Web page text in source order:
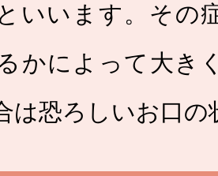
いいます。その
かによって大き
は恐ろしいお口